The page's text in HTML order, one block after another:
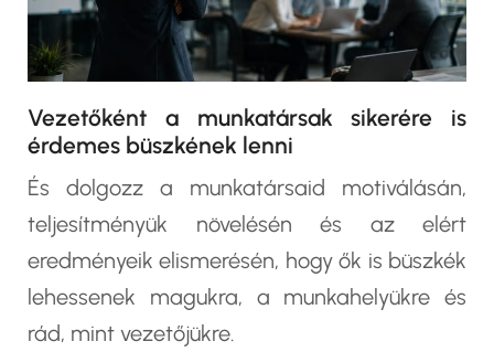
Vezetőként a munkatársak sikerére is
érdemes büszkének lenni
És dolgozz a munkatársaid motiválásán,
teljesítményük növelésén és az elért
eredményeik elismerésén, hogy ők is büszkék
lehessenek magukra, a munkahelyükre és
rád, mint vezetőjükre.